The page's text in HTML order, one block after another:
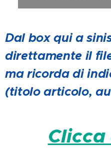
Dal box qui a
direttamente il
ma ricorda di
(titolo articolo,